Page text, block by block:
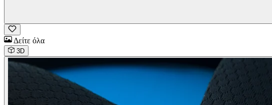
Δείτε όλα
3D